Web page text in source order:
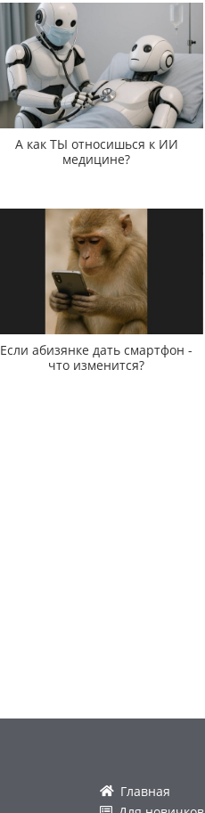
А как ТЫ относишься к ИИ
медицине?
Если абизянке дать смартфон -
что изменится?
Главная